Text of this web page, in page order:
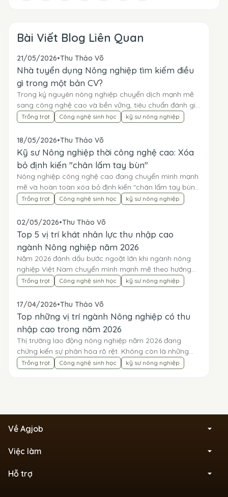
Bài Viết Blog Liên Quan
21/05/2026•Thu Thảo Võ
Nhà tuyển dụng Nông nghiệp tìm kiếm điều
gì trong một bản CV?
Trong kỷ nguyên nông nghiệp chuyển dịch mạnh mẽ
sang công nghệ cao và bền vững, tiêu chuẩn đánh giá
ứng viên của các doanh nghiệp đã thay đổi rõ rệt....
Trồng trọt Công nghệ sinh học kỹ sư nông nghiệp
18/05/2026•Thu Thảo Võ
Kỹ sư Nông nghiệp thời công nghệ cao: Xóa
bỏ định kiến "chân lấm tay bùn"
Nông nghiệp công nghệ cao đang chuyển mình mạnh
mẽ và hoàn toàn xóa bỏ định kiến "chân lấm tay bùn"
truyền thống trong tâm thức của nhiều người. Kỹ sư...
Trồng trọt Công nghệ sinh học kỹ sư nông nghiệp
02/05/2026•Thu Thảo Võ
Top 5 vị trí khát nhân lực thu nhập cao
ngành Nông nghiệp năm 2026
Năm 2026 đánh dấu bước ngoặt lớn khi ngành nông
nghiệp Việt Nam chuyển mình mạnh mẽ theo hướng
công nghệ cao, thông minh và bền vững, dẫn đến nhu
Trồng trọt Công nghệ sinh học kỹ sư nông nghiệp
17/04/2026•Thu Thảo Võ
Top những vị trí ngành Nông nghiệp có thu
nhập cao trong năm 2026
Thị trường lao động nông nghiệp năm 2026 đang
chứng kiến sự phân hóa rõ rệt. Không còn là những
công việc phổ thông, các vị trí hiện nay đòi hỏi sự kế...
Trồng trọt Công nghệ sinh học kỹ sư nông nghiệp
Về Agjob
Việc làm
Hỗ trợ